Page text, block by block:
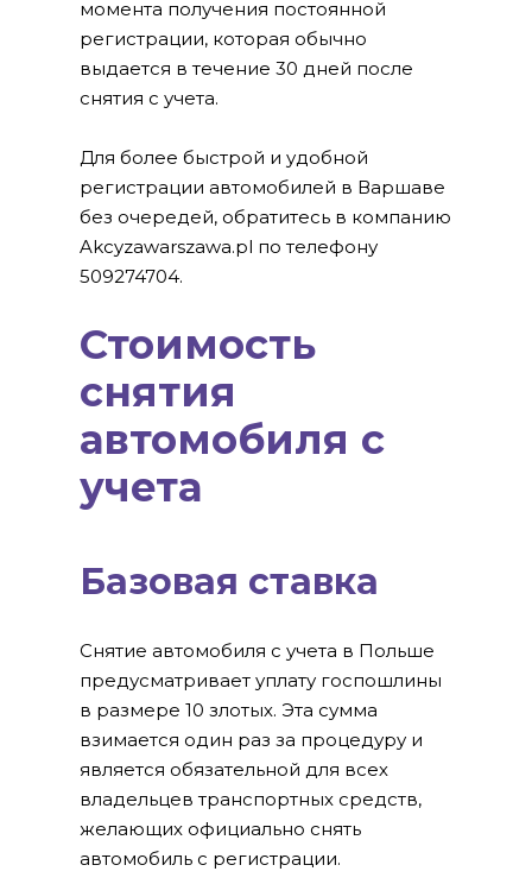
момента получения постоянной
регистрации, которая обычно
выдается в течение 30 дней после
снятия с учета.
Для более быстрой и удобной
регистрации автомобилей в Варшаве
без очередей, обратитесь в компанию
Akcyzawarszawa.pl по телефону
509274704.
Стоимость
снятия
автомобиля с
учета
Базовая ставка
Снятие автомобиля с учета в Польше
предусматривает уплату госпошлины
в размере 10 злотых. Эта сумма
взимается один раз за процедуру и
является обязательной для всех
владельцев транспортных средств,
желающих официально снять
автомобиль с регистрации.